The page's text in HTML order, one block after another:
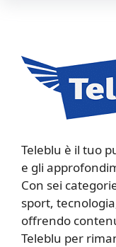
Teleblu è il tuo
e gli
Con sei
sport,
offrendo
Teleblu per